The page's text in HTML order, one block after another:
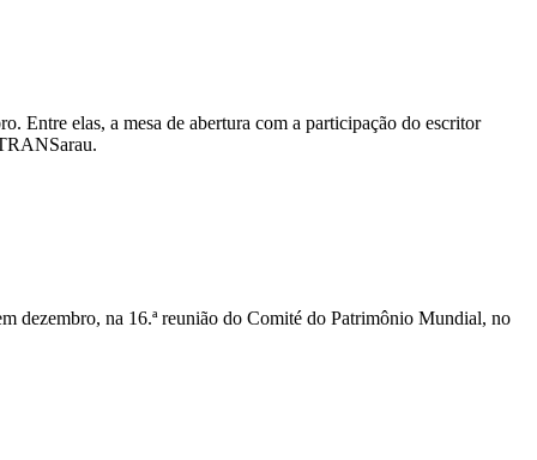
Entre elas, a mesa de abertura com a participação do escritor
dezembro, na 16.ª reunião do Comité do Patrimônio Mundial, no